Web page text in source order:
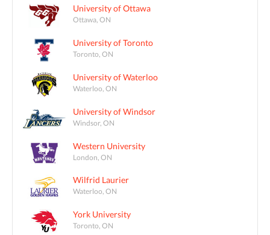
University of Ottawa
Ottawa, ON
University of Toronto
Toronto, ON
University of Waterloo
Waterloo, ON
University of Windsor
Windsor, ON
Western University
London, ON
Wilfrid Laurier
Waterloo, ON
York University
Toronto, ON